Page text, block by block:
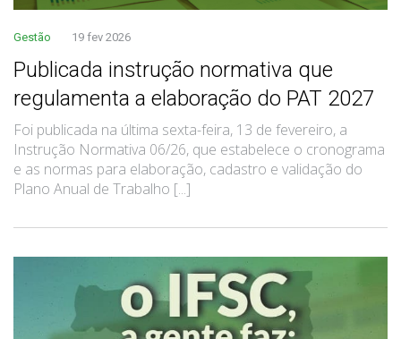
Gestão 19 fev 2026
Publicada instrução normativa que
regulamenta a elaboração do PAT 2027
Foi publicada na última sexta-feira, 13 de fevereiro, a
Instrução Normativa 06/26, que estabelece o cronograma
e as normas para elaboração, cadastro e validação do
Plano Anual de Trabalho [...]